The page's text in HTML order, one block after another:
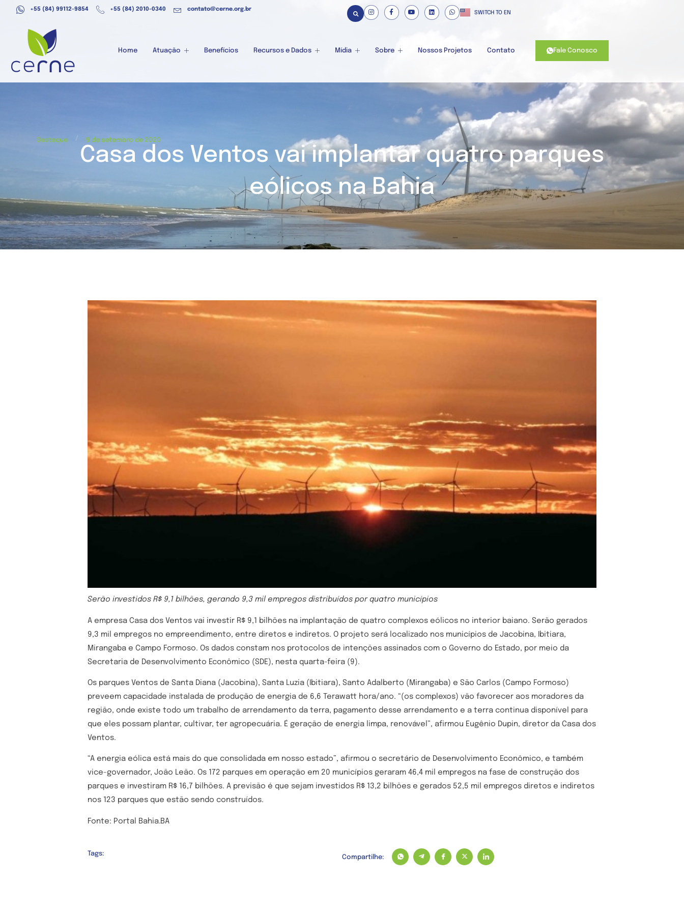
+55 (84) 99112-9854 +55 (84) 2010-0340 contato@cerne.org.br
SWITCH TO EN
Home Atuação Benefícios Recursos e Dados Mídia Sobre Nossos Projetos Contato Fale Conosco
Destaque / 9 de setembro de 2020
Casa dos Ventos vai implantar quatro parques
eólicos na Bahia
Serão investidos R$ 9,1 bilhões, gerando 9,3 mil empregos distribuídos por quatro municípios
A empresa Casa dos Ventos vai investir R$ 9,1 bilhões na implantação de quatro complexos eólicos no interior baiano. Serão gerados
9,3 mil empregos no empreendimento, entre diretos e indiretos. O projeto será localizado nos municípios de Jacobina, Ibitiara,
Mirangaba e Campo Formoso. Os dados constam nos protocolos de intenções assinados com o Governo do Estado, por meio da
Secretaria de Desenvolvimento Econômico (SDE), nesta quarta-feira (9).
Os parques Ventos de Santa Diana (Jacobina), Santa Luzia (Ibitiara), Santo Adalberto (Mirangaba) e São Carlos (Campo Formoso)
preveem capacidade instalada de produção de energia de 6,6 Terawatt hora/ano. “(os complexos) vão favorecer aos moradores da
região, onde existe todo um trabalho de arrendamento da terra, pagamento desse arrendamento e a terra continua disponível para
que eles possam plantar, cultivar, ter agropecuária. É geração de energia limpa, renovável”, afirmou Eugênio Dupin, diretor da Casa dos
Ventos.
“A energia eólica está mais do que consolidada em nosso estado”, afirmou o secretário de Desenvolvimento Econômico, e também
vice-governador, João Leão. Os 172 parques em operação em 20 municípios geraram 46,4 mil empregos na fase de construção dos
parques e investiram R$ 16,7 bilhões. A previsão é que sejam investidos R$ 13,2 bilhões e gerados 52,5 mil empregos diretos e indiretos
nos 123 parques que estão sendo construídos.
Fonte: Portal Bahia.BA
Tags:
Compartilhe: